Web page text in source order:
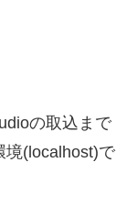
の取込まで
境(localhost)で